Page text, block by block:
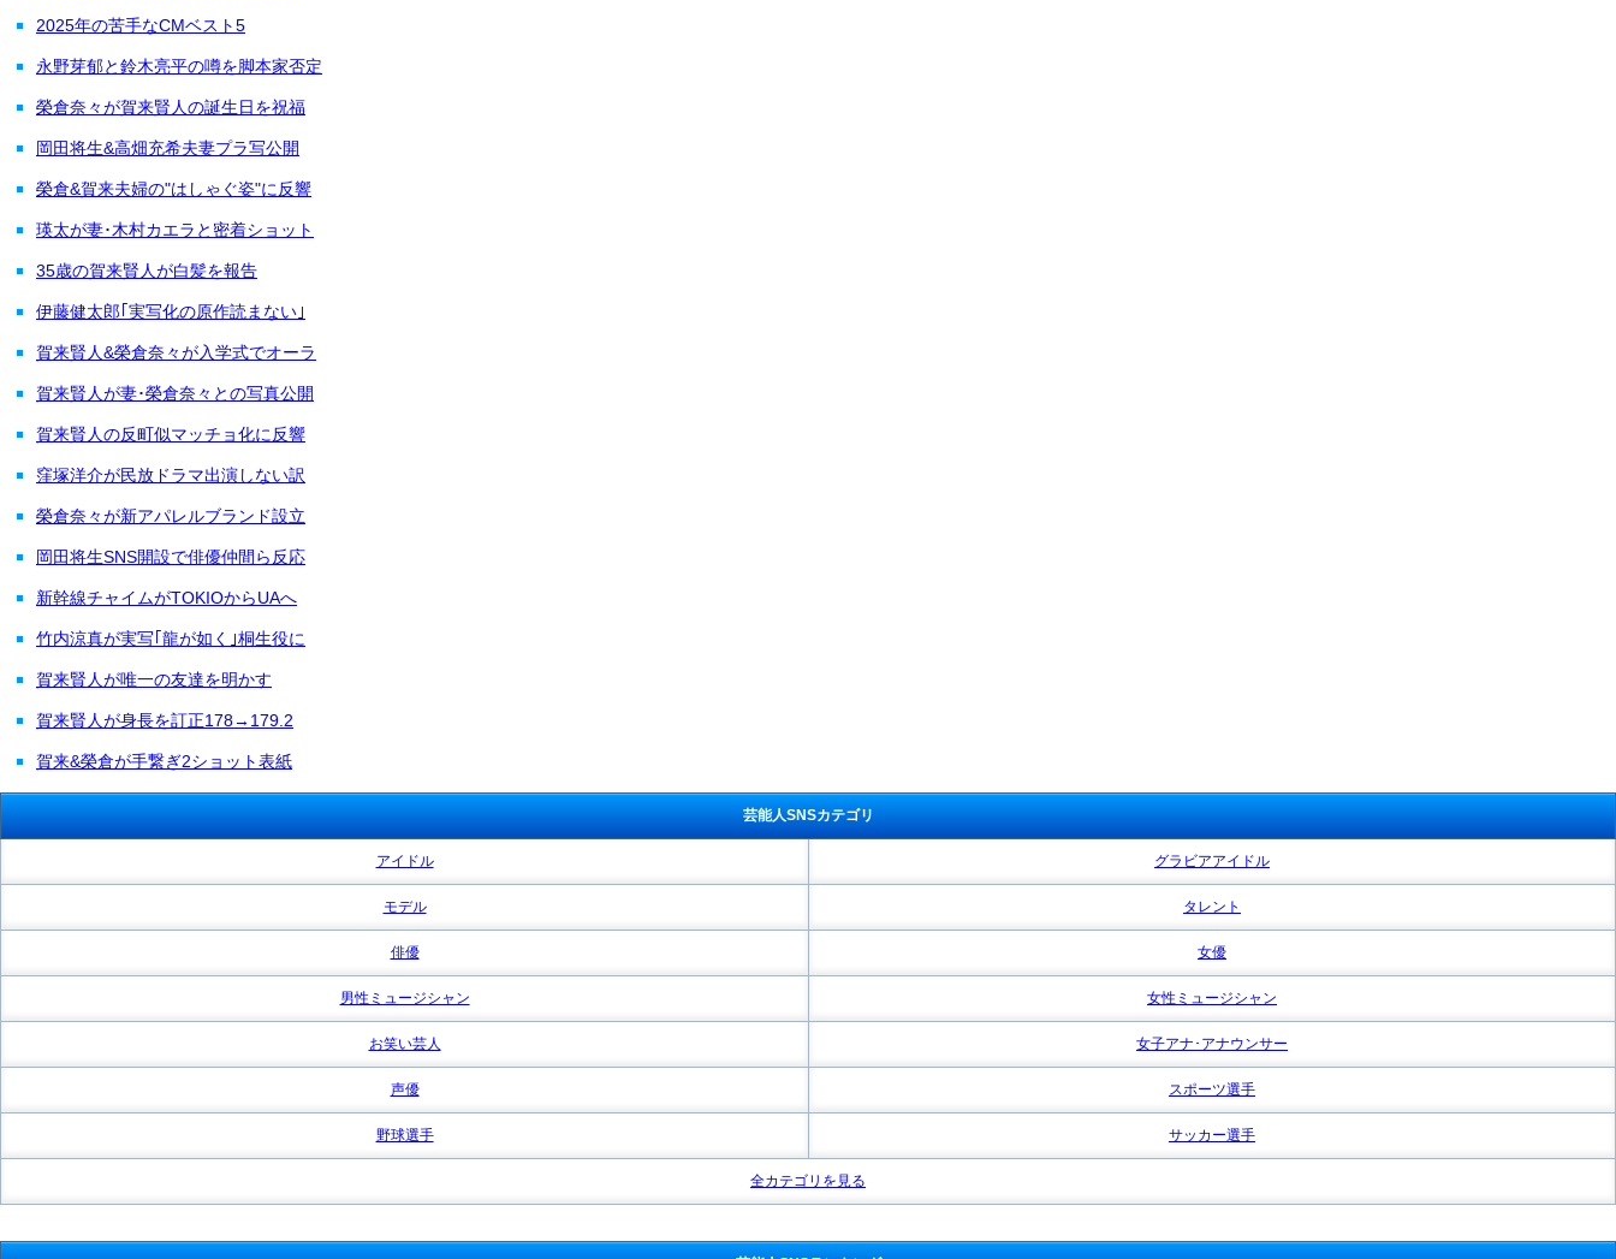
2025年の苦手なCMベスト5
永野芽郁と鈴木亮平の噂を脚本家否定
榮倉奈々が賀来賢人の誕生日を祝福
岡田将生&高畑充希夫妻プラ写公開
榮倉&賀来夫婦の"はしゃぐ姿"に反響
瑛太が妻･木村カエラと密着ショット
35歳の賀来賢人が白髪を報告
伊藤健太郎｢実写化の原作読まない｣
賀来賢人&榮倉奈々が入学式でオーラ
賀来賢人が妻･榮倉奈々との写真公開
賀来賢人の反町似マッチョ化に反響
窪塚洋介が民放ドラマ出演しない訳
榮倉奈々が新アパレルブランド設立
岡田将生SNS開設で俳優仲間ら反応
新幹線チャイムがTOKIOからUAへ
竹内涼真が実写｢龍が如く｣桐生役に
賀来賢人が唯一の友達を明かす
賀来賢人が身長を訂正178→179.2
賀来&榮倉が手繋ぎ2ショット表紙
芸能人SNSカテゴリ
アイドル グラビアアイドル
モデル タレント
俳優 女優
男性ミュージシャン 女性ミュージシャン
お笑い芸人 女子アナ･アナウンサー
声優 スポーツ選手
野球選手 サッカー選手
全カテゴリを見る